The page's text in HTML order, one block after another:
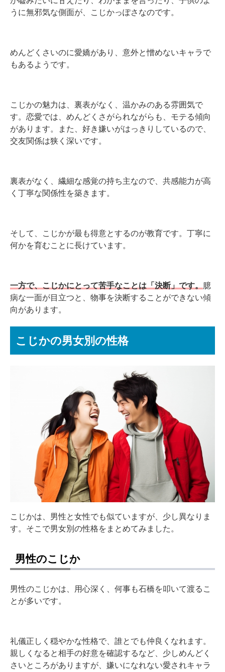
うに無邪気な側面が、こじかっぽさなのです。
めんどくさいのに愛嬌があり、意外と憎めないキャラで
もあるようです。
こじかの魅力は、裏表がなく、温かみのある雰囲気で
す。恋愛では、めんどくさがられながらも、モテる傾向
があります。また、好き嫌いがはっきりしているので、
交友関係は狭く深いです。
裏表がなく、繊細な感覚の持ち主なので、共感能力が高
く丁寧な関係性を築きます。
そして、こじかが最も得意とするのが教育です。丁寧に
何かを育むことに長けています。
一方で、こじかにとって苦手なことは「決断」です。
臆
病な一面が目立つと、物事を決断することができない傾
向があります。
こじかの男女別の性格
こじかは、男性と女性でも似ていますが、少し異なりま
す。そこで男女別の性格をまとめてみました。
男性のこじか
男性のこじかは、用心深く、何事も石橋を叩いて渡るこ
とが多いです。
礼儀正しく穏やかな性格で、誰とでも仲良くなれます。
親しくなると相手の好意を確認するなど、少しめんどく
さいところがありますが、嫌いになれない愛されキャラ